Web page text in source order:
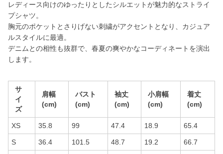
レディース向けのゆったりとしたシルエットが魅力的なストライ
プシャツ。
胸元のポケットとさりげない刺繍がアクセントとなり、カジュア
ルスタイルに最適。
デニムとの相性も抜群で、春夏の爽やかなコーディネートを演出
します。
サ
イ
ズ
肩幅
(cm)
バスト
(cm)
袖丈
(cm)
小肩幅
(cm)
着丈
(cm)
XS 35.8 99 47.4 18.9 65.4
S 36.4 101.5 48.7 19.2 66.7